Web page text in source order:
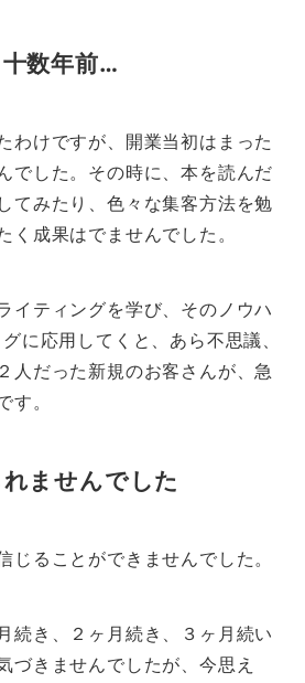
数年前…
わけですが、開業当初はまった
でした。その時に、本を読んだ
てみたり、色々な集客方法を勉
く成果はでませんでした。
イティングを学び、そのノウハ
に応用してくと、あら不思議、
人だった新規のお客さんが、急
す。
ませんでした
じることができませんでした。
続き、２ヶ月続き、３ヶ月続い
づきませんでしたが、今思え